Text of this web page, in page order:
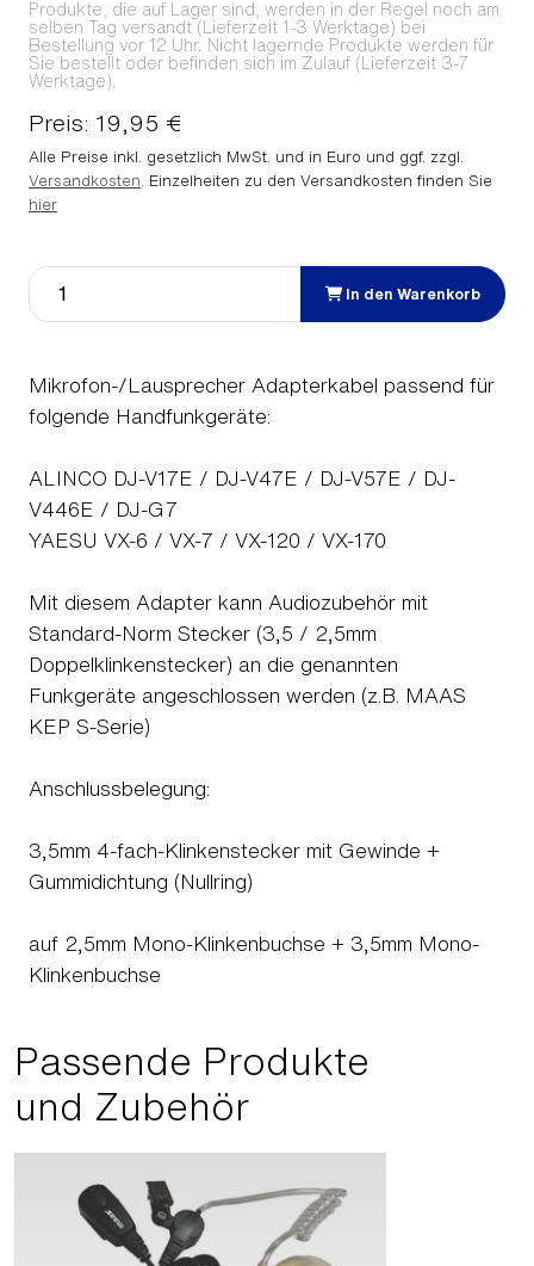
Produkte, die auf Lager sind, werden in der Regel noch am
selben Tag versandt (Lieferzeit 1-3 Werktage) bei
Bestellung vor 12 Uhr. Nicht lagernde Produkte werden für
Sie bestellt oder befinden sich im Zulauf (Lieferzeit 3-7
Werktage).
Preis: 19,95 €
Alle Preise inkl. gesetzlich MwSt. und in Euro und ggf. zzgl.
Versandkosten . Einzelheiten zu den Versandkosten finden Sie
hier
In den Warenkorb
Mikrofon-/Lausprecher Adapterkabel passend für
folgende Handfunkgeräte:
ALINCO DJ-V17E / DJ-V47E / DJ-V57E / DJ-
V446E / DJ-G7
YAESU VX-6 / VX-7 / VX-120 / VX-170
Mit diesem Adapter kann Audiozubehör mit
Standard-Norm Stecker (3,5 / 2,5mm
Doppelklinkenstecker) an die genannten
Funkgeräte angeschlossen werden (z.B. MAAS
KEP S-Serie)
Anschlussbelegung:
3,5mm 4-fach-Klinkenstecker mit Gewinde +
Gummidichtung (Nullring)
auf 2,5mm Mono-Klinkenbuchse + 3,5mm Mono-
Klinkenbuchse
Passende Produkte
und Zubehör